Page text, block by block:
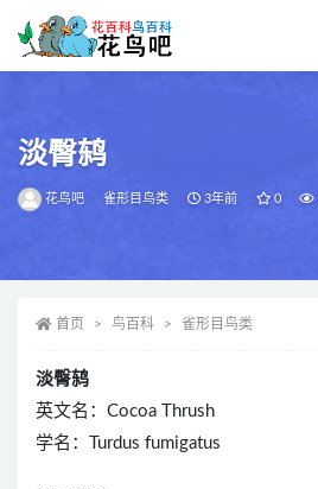
淡臀鸫
花鸟吧 雀形目鸟类 3年前 0
首页 鸟百科 雀形目鸟类
淡臀鸫
英文名：Cocoa Thrush
学名：Turdus fumigatus